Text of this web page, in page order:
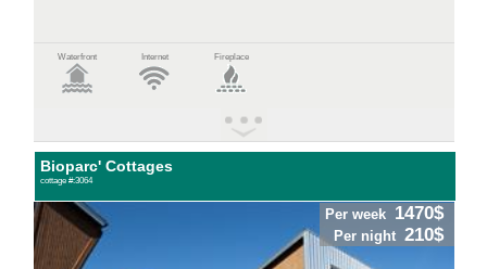
Waterfront Internet Fireplace
Bioparc' Cottages
cottage #:3064
Per week 1470$
Per night 210$